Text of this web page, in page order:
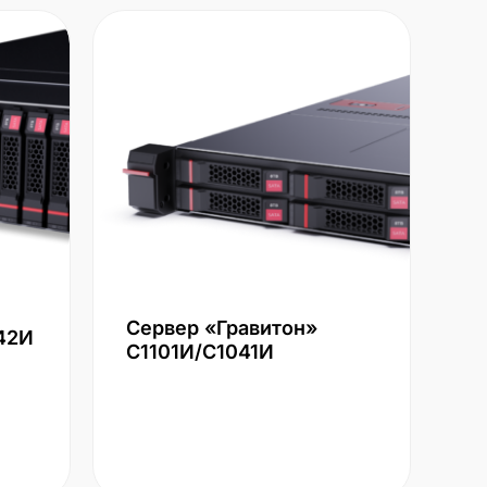
Сервер «Гравитон»
С1101И/С1041И